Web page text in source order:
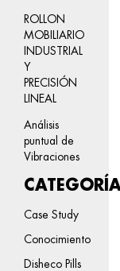
ROLLON
MOBILIARIO
INDUSTRIAL
Y
PRECISIÓN
LINEAL
Análisis
puntual de
Vibraciones
Case Study
Conocimiento
Disheco Pills